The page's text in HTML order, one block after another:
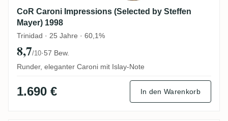
CoR Caroni Impressions (Selected by Steffen
Mayer) 1998
Trinidad · 25 Jahre · 60,1%
8,7/10·57 Bew.
Runder, eleganter Caroni mit Islay-Note
1.690 € In den Warenkorb